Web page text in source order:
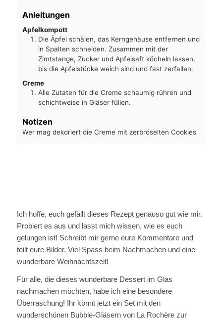
Anleitungen
Apfelkompott
Die Äpfel schälen, das Kerngehäuse entfernen und
in Spalten schneiden. Zusammen mit der
Zimtstange, Zucker und Apfelsaft köcheln lassen,
bis die Apfelstücke weich sind und fast zerfallen.
Creme
Alle Zutaten für die Creme schaumig rühren und
schichtweise in Gläser füllen.
Notizen
Wer mag dekoriert die Creme mit zerbröselten Cookies
Ich hoffe, euch gefällt dieses Rezept genauso gut wie mir.
Probiert es aus und lasst mich wissen, wie es euch
gelungen ist! Schreibt mir gerne eure Kommentare und
teilt eure Bilder. Viel Spass beim Nachmachen und eine
wunderbare Weihnachtszeit!
Für alle, die dieses wunderbare Dessert im Glas
nachmachen möchten, habe ich eine besondere
Überraschung! Ihr könnt jetzt ein Set mit den
wunderschönen Bubble-Gläsern von La Rochère zur